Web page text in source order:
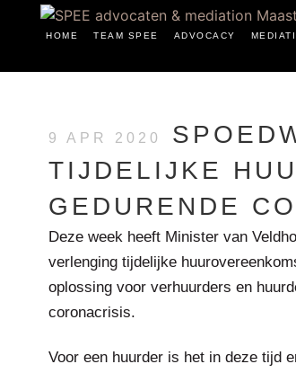
HOME TEAM SPEE ADVOCACY
9 APR 2020
TIJDELIJKE
GEDURENDE
Deze week heeft Minister van
verlenging tijdelijke
oplossing voor verhuurders en
coronacrisis.
Voor een huurder is het in deze tijd